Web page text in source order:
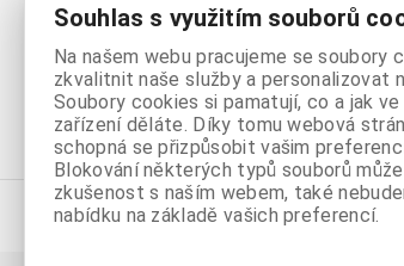
rošty
Souhlas s využitím souborů
Na našem webu pracujeme se soubory
zkvalitnit naše služby a personalizovat
Soubory cookies si pamatují, co a jak
zařízení děláte. Díky tomu webová
schopná se přizpůsobit vašim
Blokování některých typů souborů
zkušenost s naším webem, také
nabídku na základě vašich preferencí.